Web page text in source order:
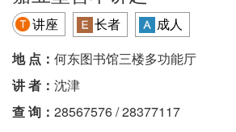
讲座 长者
成人
地 点： 何东图书馆三楼多功能厅
讲 者： 沈津
查 询： 28567576 / 28377117